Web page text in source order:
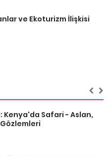
ve Ekoturizm İlişkisi
Kenya'da Safari - Aslan,